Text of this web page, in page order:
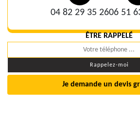
04 82 29 35 2606 51
ÊTRE RAPPELÉ
Je demande un devis